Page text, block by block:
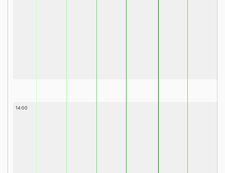
14:00